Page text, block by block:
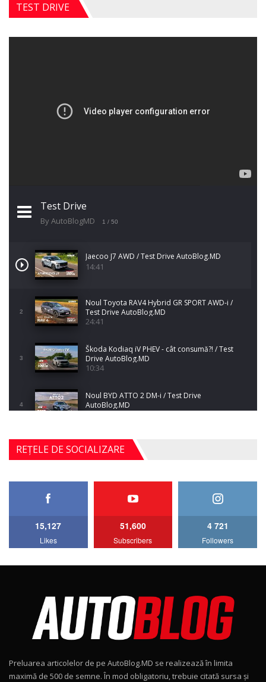
TEST DRIVE
Test Drive
By AutoBlogMD 1 / 50
Jaecoo J7 AWD / Test Drive AutoBlog.MD
14:41
2
Noul Toyota RAV4 Hybrid GR SPORT AWD-i /
Test Drive AutoBlog.MD
24:41
3
Škoda Kodiaq iV PHEV - cât consumă?! / Test
Drive AutoBlog.MD
10:34
4
Noul BYD ATTO 2 DM-i / Test Drive
AutoBlog.MD
17:35
5
Noul Mercedes-Benz S-Class facelift (S 580
4MATIC V223) / Test Drive AutoBlog.MD
27:33
AutoBlog.MD
15:08
Noul Geely EX2 / Test Drive AutoBlog.MD
15:22
Mercedes-AMG E 53 HYBRID 4MATIC+ / Test
REȚELE DE SOCIALIZARE
15,127
Likes
51,600
Subscribers
4 721
Followers
Preluarea articolelor de pe AutoBlog.MD se realizează în limita
maximă de 500 de semne. În mod obligatoriu, trebuie citată sursa și